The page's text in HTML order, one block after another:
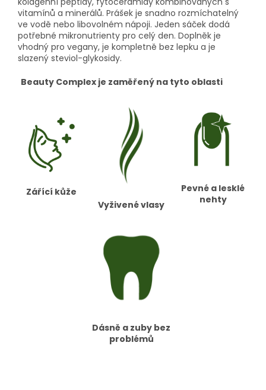
vitamínů a minerálů. Prášek je snadno rozmíchatelný
ve vodě nebo libovolném nápoji. Jeden sáček dodá
potřebné mikronutrienty pro celý den. Doplněk je
vhodný pro vegany, je kompletně bez lepku a je
slazený steviol-glykosidy.
Beauty Complex je zaměřený na tyto oblasti
Zářící kůže
Vyživené vlasy
Pevné a lesklé
nehty
Dásně a zuby bez
problémů